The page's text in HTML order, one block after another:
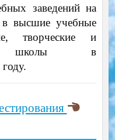
заведений на
в высшие учебные
творческие и
школы в